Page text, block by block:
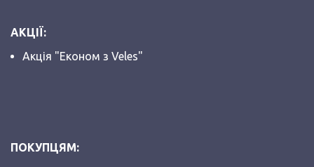
АКЦІЇ:
Акція "Економ з Veles"
ПОКУПЦЯМ: